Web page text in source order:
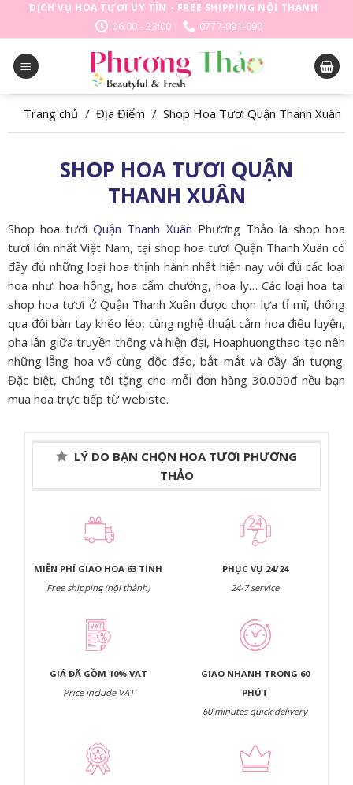
DỊCH VỤ HOA TƯƠI UY TÍN - FREE SHIPPING NỘI THÀNH
06:00 - 23:00
0777-091-090
Trang chủ / Địa Điểm / Shop Hoa Tươi Quận Thanh Xuân
SHOP HOA TƯƠI QUẬN
THANH XUÂN
Shop hoa tươiQuận Thanh Xuân Phương Thảo là shop hoa
tươi lớn nhất Việt Nam, tại shop hoa tươi Quận Thanh Xuân có
đầy đủ những loại hoa thịnh hành nhất hiện nay với đủ các loại
hoa như: hoa hồng, hoa cẩm chướng, hoa ly… Các loại hoa tại
shop hoa tươi ở Quận Thanh Xuân được chọn lựa tỉ mĩ, thông
qua đôi bàn tay khéo léo, cùng nghệ thuật cắm hoa điêu luyện,
pha lẫn giữa truyền thống và hiện đại, Hoaphuongthao tạo nên
những lẵng hoa vô cùng độc đáo, bắt mắt và đầy ấn tượng.
Đặc biệt, Chúng tôi tặng cho mỗi đơn hàng 30.000đ nều bạn
mua hoa trực tiếp từ webiste.
LÝ DO BẠN CHỌN HOA TƯƠI PHƯƠNG
THẢO
MIỄN PHÍ GIAO HOA 63 TỈNH
Free shipping (nội thành)
PHỤC VỤ 24/24
24-7 service
GIÁ ĐÃ GỒM 10% VAT
Price include VAT
GIAO NHANH TRONG 60
PHÚT
60 minutes quick delivery